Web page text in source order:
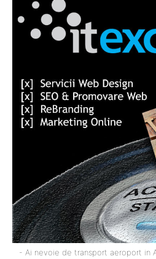
- Ai nevoie de transport aeroport in